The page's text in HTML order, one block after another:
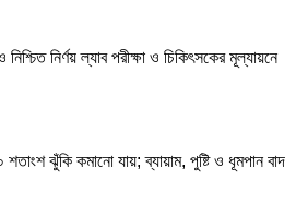
নির্ণয় ল্যাব পরীক্ষা ও চিকিৎসকের মূল্যায়নে
ঝুঁকি কমানো যায়; ব্যায়াম, পুষ্টি ও ধূমপান বাদ